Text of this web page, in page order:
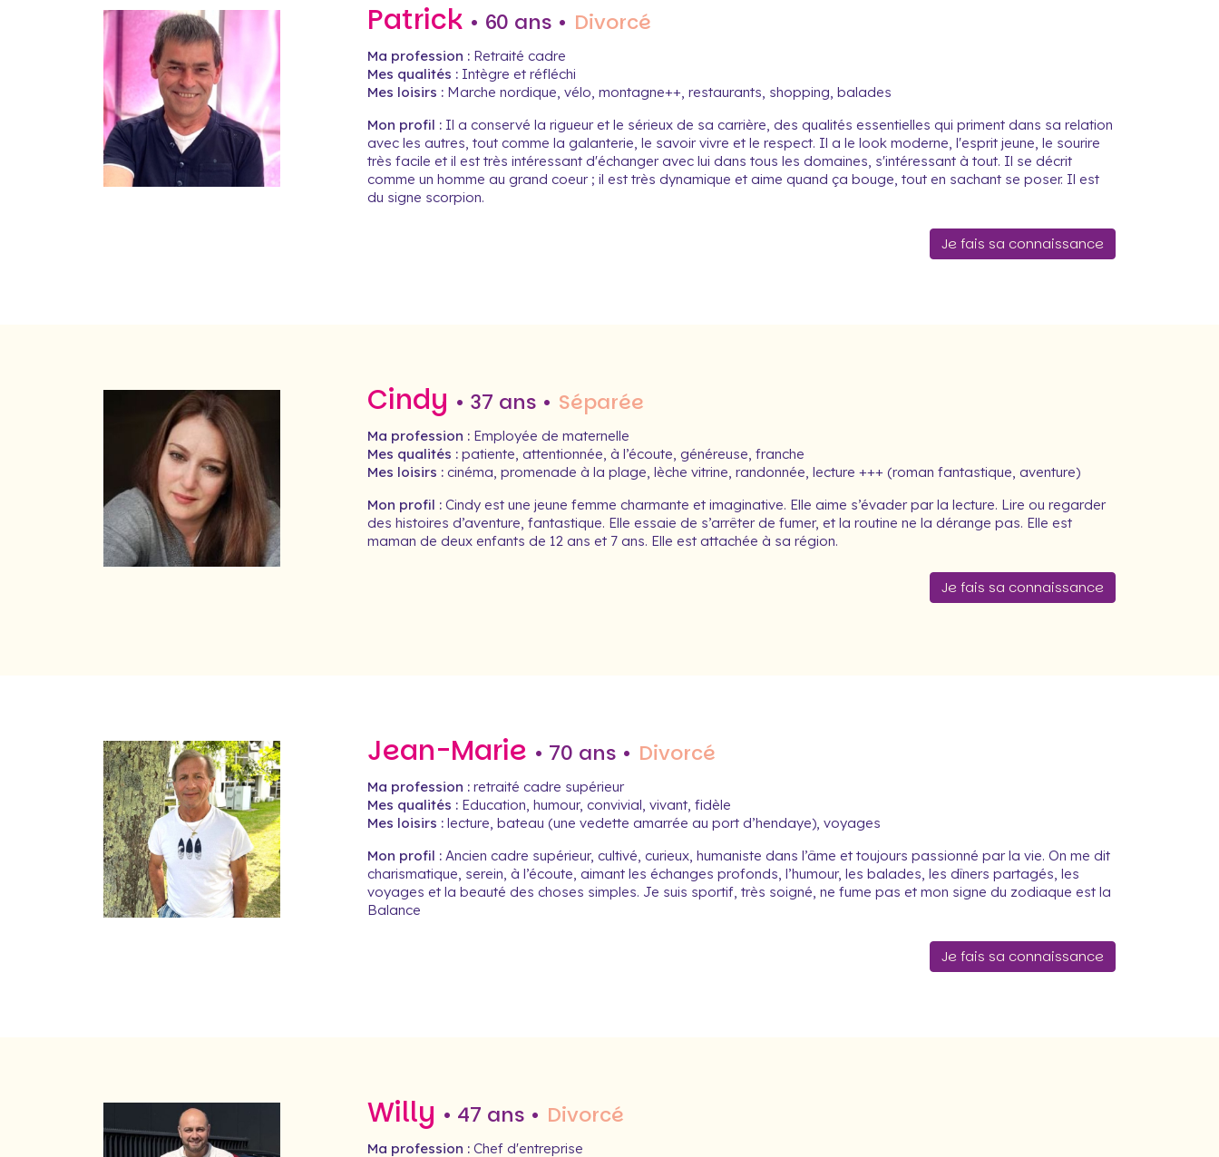
Patrick • 60 ans • Divorcé
Ma profession : Retraité cadre
Mes qualités : Intègre et réfléchi
Mes loisirs : Marche nordique, vélo, montagne++, restaurants, shopping, balades
Mon profil : Il a conservé la rigueur et le sérieux de sa carrière, des qualités essentielles qui priment dans sa relation
avec les autres, tout comme la galanterie, le savoir vivre et le respect. Il a le look moderne, l'esprit jeune, le sourire
très facile et il est très intéressant d'échanger avec lui dans tous les domaines, s'intéressant à tout. Il se décrit
comme un homme au grand coeur ; il est très dynamique et aime quand ça bouge, tout en sachant se poser. Il est
du signe scorpion.
Je fais sa connaissance
Cindy • 37 ans • Séparée
Ma profession : Employée de maternelle
Mes qualités : patiente, attentionnée, à l’écoute, généreuse, franche
Mes loisirs : cinéma, promenade à la plage, lèche vitrine, randonnée, lecture +++ (roman fantastique, aventure)
Mon profil : Cindy est une jeune femme charmante et imaginative. Elle aime s’évader par la lecture. Lire ou regarder
des histoires d’aventure, fantastique. Elle essaie de s’arrêter de fumer, et la routine ne la dérange pas. Elle est
maman de deux enfants de 12 ans et 7 ans. Elle est attachée à sa région.
Je fais sa connaissance
Jean-Marie • 70 ans • Divorcé
Ma profession : retraité cadre supérieur
Mes qualités : Education, humour, convivial, vivant, fidèle
Mes loisirs : lecture, bateau (une vedette amarrée au port d’hendaye), voyages
Mon profil : Ancien cadre supérieur, cultivé, curieux, humaniste dans l’âme et toujours passionné par la vie. On me dit
charismatique, serein, à l’écoute, aimant les échanges profonds, l’humour, les balades, les dîners partagés, les
voyages et la beauté des choses simples. Je suis sportif, très soigné, ne fume pas et mon signe du zodiaque est la
Balance
Je fais sa connaissance
Willy • 47 ans • Divorcé
Ma profession : Chef d'entreprise